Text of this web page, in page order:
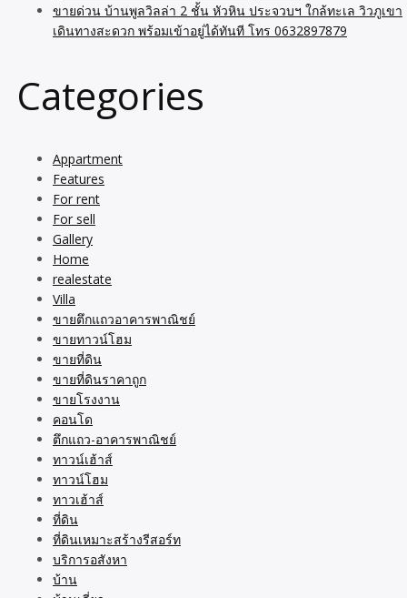
ขายด่วน บ้านพูลวิลล่า 2 ชั้น หัวหิน ประจวบฯ ใกล้ทะเล วิวภูเขา
เดินทางสะดวก พร้อมเข้าอยู่ได้ทันที โทร 0632897879
Categories
Appartment
Features
For rent
For sell
Gallery
Home
realestate
Villa
ขายตึกแถวอาคารพาณิชย์
ขายทาวน์โฮม
ขายที่ดิน
ขายที่ดินราคาถูก
ขายโรงงาน
คอนโด
ตึกแถว-อาคารพาณิชย์
ทาวน์เฮ้าส์
ทาวน์โฮม
ทาวเฮ้าส์
ที่ดิน
ที่ดินเหมาะสร้างรีสอร์ท
บริการอสังหา
บ้าน